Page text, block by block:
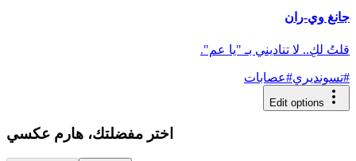
جانغ وي-ران
قلتُ لكِ.. لا تناديني بـ "يا عم".
#تسونديري#عصابات
Edit options
اختر مفضلتك، هارم عكسي